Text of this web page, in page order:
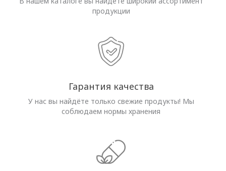
продукции
Гарантия качества
У нас вы найдёте только свежие продукты! Мы
соблюдаем нормы хранения